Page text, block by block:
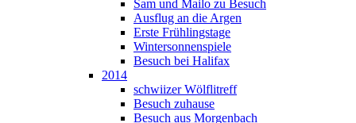
Sam und Mailo zu Besuch
Ausflug an die Argen
Erste Frühlingstage
Wintersonnenspiele
Besuch bei Halifax
2014
schwiizer Wölflitreff
Besuch zuhause
Besuch aus Morgenbach